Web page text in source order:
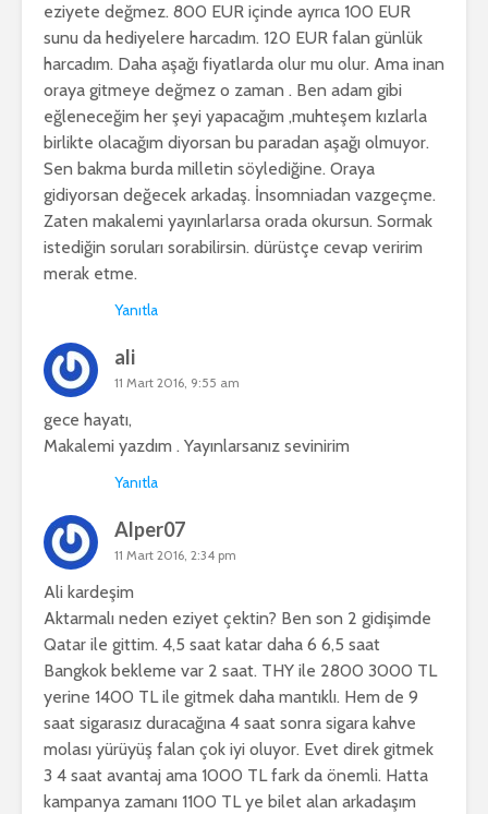
eziyete değmez. 800 EUR içinde ayrıca 100 EUR
sunu da hediyelere harcadım. 120 EUR falan günlük
harcadım. Daha aşağı fiyatlarda olur mu olur. Ama inan
oraya gitmeye değmez o zaman . Ben adam gibi
eğleneceğim her şeyi yapacağım ,muhteşem kızlarla
birlikte olacağım diyorsan bu paradan aşağı olmuyor.
Sen bakma burda milletin söylediğine. Oraya
gidiyorsan değecek arkadaş. İnsomniadan vazgeçme.
Zaten makalemi yayınlarlarsa orada okursun. Sormak
istediğin soruları sorabilirsin. dürüstçe cevap veririm
merak etme.
Yanıtla
ali
11 Mart 2016, 9:55 am
gece hayatı,
Makalemi yazdım . Yayınlarsanız sevinirim
Yanıtla
Alper07
11 Mart 2016, 2:34 pm
Ali kardeşim
Aktarmalı neden eziyet çektin? Ben son 2 gidişimde
Qatar ile gittim. 4,5 saat katar daha 6 6,5 saat
Bangkok bekleme var 2 saat. THY ile 2800 3000 TL
yerine 1400 TL ile gitmek daha mantıklı. Hem de 9
saat sigarasız duracağına 4 saat sonra sigara kahve
molası yürüyüş falan çok iyi oluyor. Evet direk gitmek
3 4 saat avantaj ama 1000 TL fark da önemli. Hatta
kampanya zamanı 1100 TL ye bilet alan arkadaşım